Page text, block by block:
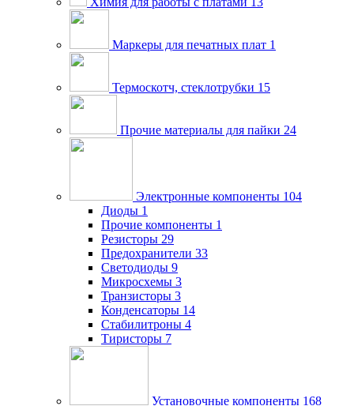
Маркеры для печатных плат 1
Термоскотч, стеклотрубки 15
Прочие материалы для пайки 24
Электронные компоненты 104
Диоды 1
Прочие компоненты 1
Резисторы 29
Предохранители 33
Светодиоды 9
Микросхемы 3
Транзисторы 3
Конденсаторы 14
Стабилитроны 4
Тиристоры 7
Установочные компоненты 168